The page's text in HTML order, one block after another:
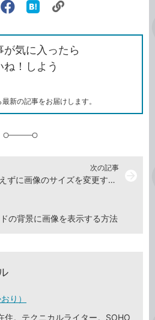
Facebook
シ
ェ
ア
な
ッ
ク
ク
ク
を
コ
が気に入ったら
ね！しよう
新の記事をお届けします。
の背景に画像を表示する方法
次の記事
PowerPointで縦横比を変えずに画像のサイズを変更する方法
り）
住。テクニカルライター。SOHO